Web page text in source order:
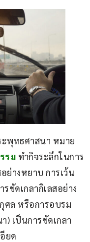
พุทธศาสนา​ หมาย
รม​ ทำกิจระลึกในการ
ย่างหยาบ​ การเว้น
ขัดเกลากิเลสอย่าง
ศล​ หรือการอบรม
เป็นการขัดเกลา
ยด